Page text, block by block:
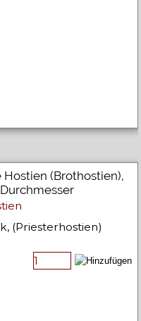
(Brothostien),
(Priesterhostien)